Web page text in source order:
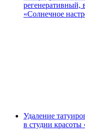
регенеративный,
«Солнечное
Удаление
в студии